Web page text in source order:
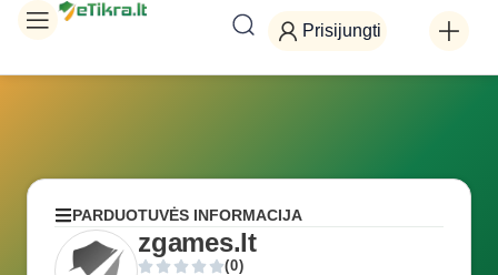
Prisijungti
PARDUOTUVĖS INFORMACIJA
zgames.lt
(0)